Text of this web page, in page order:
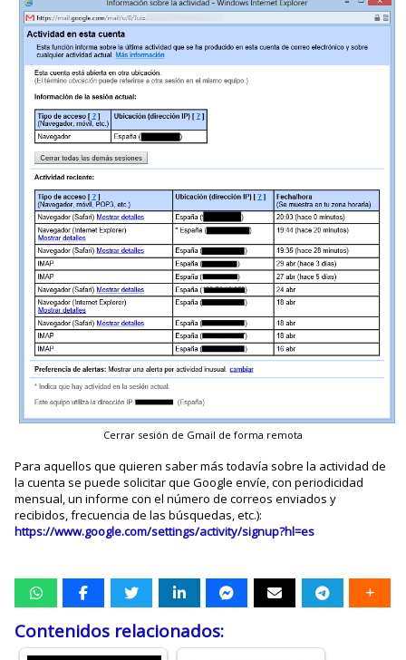
Cerrar sesión de Gmail de forma remota
Para aquellos que quieren saber más todavía sobre la actividad de
la cuenta se puede solicitar que Google envíe, con periodicidad
mensual, un informe con el número de correos enviados y
recibidos, frecuencia de las búsquedas, etc.):
https://www.google.com/settings/activity/signup?hl=es
Contenidos relacionados: